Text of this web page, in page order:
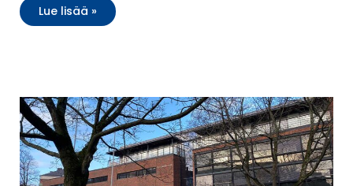
Lue lisää »